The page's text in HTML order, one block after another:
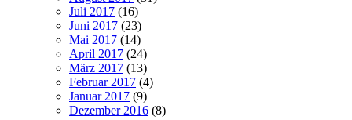
Juli 2017 (16)
Juni 2017 (23)
Mai 2017 (14)
April 2017 (24)
März 2017 (13)
Februar 2017 (4)
Januar 2017 (9)
Dezember 2016 (8)